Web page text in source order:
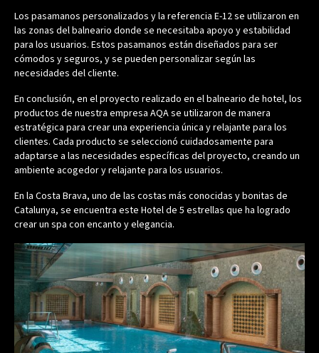
Los pasamanos personalizados y la referencia E-12 se utilizaron en
las zonas del balneario donde se necesitaba apoyo y estabilidad
para los usuarios. Estos pasamanos están diseñados para ser
cómodos y seguros, y se pueden personalizar según las
necesidades del cliente.
En conclusión, en el proyecto realizado en el balneario de hotel, los
productos de nuestra empresa AQA se utilizaron de manera
estratégica para crear una experiencia única y relajante para los
clientes. Cada producto se seleccionó cuidadosamente para
adaptarse a las necesidades específicas del proyecto, creando un
ambiente acogedor y relajante para los usuarios.
En la Costa Brava, uno de las costas más conocidas y bonitas de
Catalunya, se encuentra este Hotel de 5 estrellas que ha logrado
crear un spa con encanto y elegancia.